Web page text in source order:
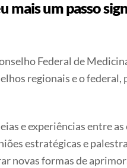
mais um passo
Federal de
regionais e o
e experiências entre
estratégicas e
novas formas de